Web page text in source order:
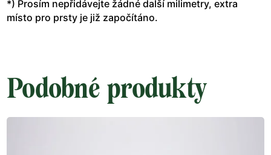
*) Prosím nepřidávejte žádné další milimetry, extra
místo pro prsty je již započítáno.
Podobné produkty